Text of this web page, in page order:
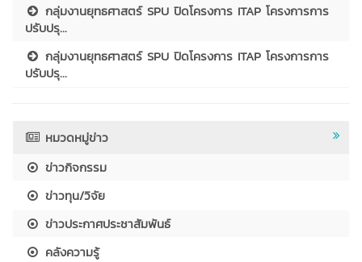
กลุ่มงานยุทธศาสตร์ SPU ปิดโครงการ ITAP โครงการการ
ปรับปรุ...
กลุ่มงานยุทธศาสตร์ SPU ปิดโครงการ ITAP โครงการการ
ปรับปรุ...
หมวดหมู่ข่าว
ข่าวกิจกรรม
ข่าวทุน/วิจัย
ข่าวประกาศประชาสัมพันธ์
คลังความรู้